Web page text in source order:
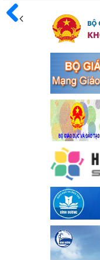
8 Khoá XIII"
Ngày ban hành: 04/03/
Kế hoạch Triển khai
an toàn giao thông
bàn thị xã Bến Cát
Kế hoạch Triển khai
toàn giao thông năm
Ngày ban hành: 04/03/
Kế hoạch thực hiện
của Thủ tướng
tranh tội phạm, vi
tổ chức đánh bạc và
Kế hoạch thực hiện
Thủ tướng Chính phủ
phạm, vi phạm pháp
bạc và đánh bạc
Ngày ban hành: 04/03/